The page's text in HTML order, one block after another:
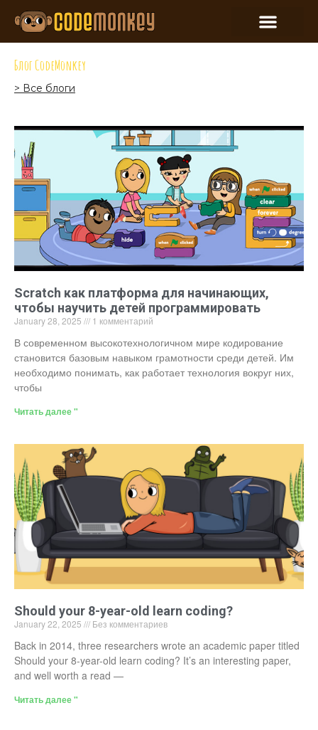
Блог CodeMonkey
> Все блоги
Scratch как платформа для начинающих,
чтобы научить детей программировать
January 28, 2025 1 комментарий
В современном высокотехнологичном мире кодирование
становится базовым навыком грамотности среди детей. Им
необходимо понимать, как работает технология вокруг них,
чтобы
Читать далее "
Should your 8-year-old learn coding?
January 22, 2025 Без комментариев
Back in 2014, three researchers wrote an academic paper titled
Should your 8-year-old learn coding? It’s an interesting paper,
and well worth a read —
Читать далее "